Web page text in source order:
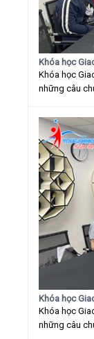
Khóa học
Khóa học
những câu
Khóa học
Khóa học
những câu